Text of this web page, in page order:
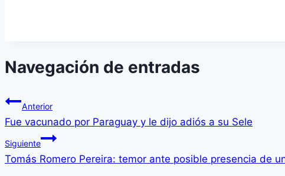
Navegación de entradas
Anterior
Fue vacunado por Paraguay y le dijo adiós a su Sele
Siguiente
Tomás Romero Pereira: temor ante posible presencia de